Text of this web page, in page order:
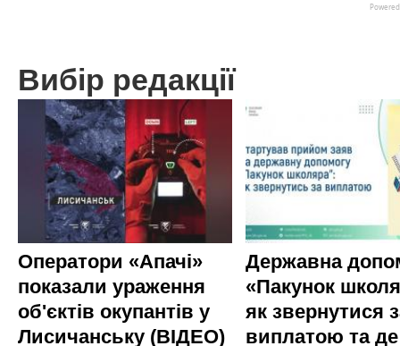
Вибір редакції
Оператори «Апачі»
показали ураження
об'єктів окупантів у
Лисичанську (ВІДЕО)
Державна
«Пакунок
як звернутися
виплатою та де